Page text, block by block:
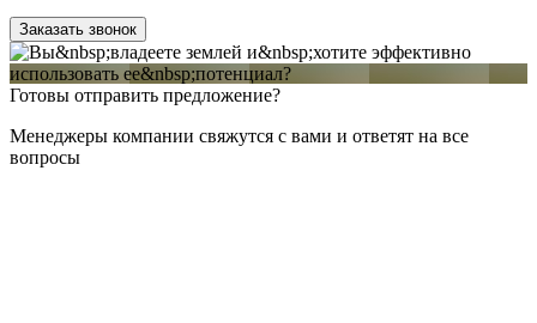
Заказать звонок
Готовы отправить предложение?
Менеджеры компании свяжутся с вами и ответят на все
вопросы